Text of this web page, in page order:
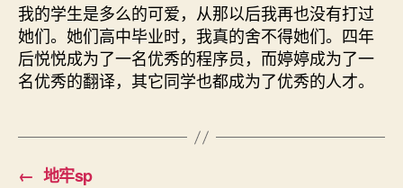
我的学生是多么的可爱，从那以后我再也没有打过
她们。她们高中毕业时，我真的舍不得她们。四年
后悦悦成为了一名优秀的程序员，而婷婷成为了一
名优秀的翻译，其它同学也都成为了优秀的人才。
← 地牢sp